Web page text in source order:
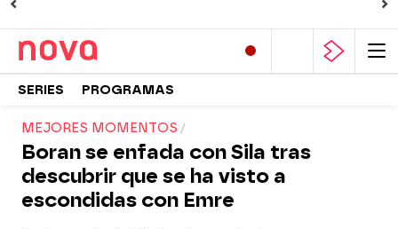
SERIES PROGRAMAS
MEJORES MOMENTOS
Boran se enfada con Sila tras
descubrir que se ha visto a
escondidas con Emre